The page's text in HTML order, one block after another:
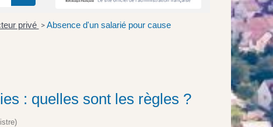
privé > Absence d'un salarié pour cause
: quelles sont les règles ?